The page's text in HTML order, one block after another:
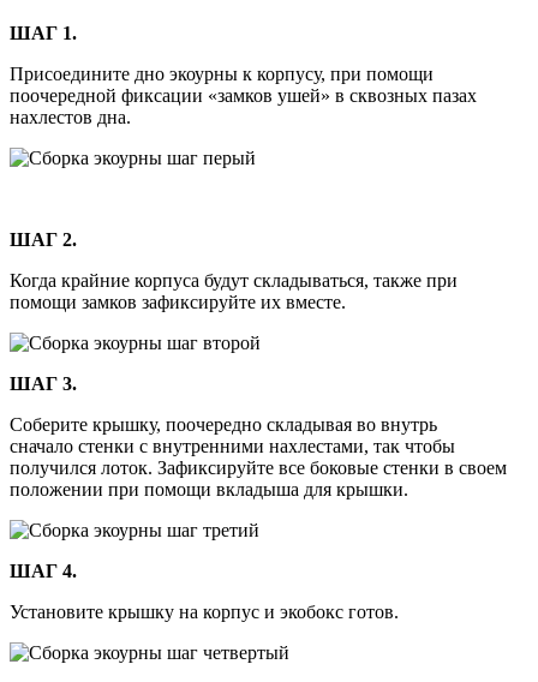
ШАГ 1.
Присоедините дно экоурны к корпусу, при помощи
поочередной фиксации «замков ушей» в сквозных пазах
нахлестов дна.
ШАГ 2.
Когда крайние корпуса будут складываться, также при
помощи замков зафиксируйте их вместе.
ШАГ 3.
Соберите крышку, поочередно складывая во внутрь
сначало стенки с внутренними нахлестами, так чтобы
получился лоток. Зафиксируйте все боковые стенки в своем
положении при помощи вкладыша для крышки.
ШАГ 4.
Установите крышку на корпус и экобокс готов.